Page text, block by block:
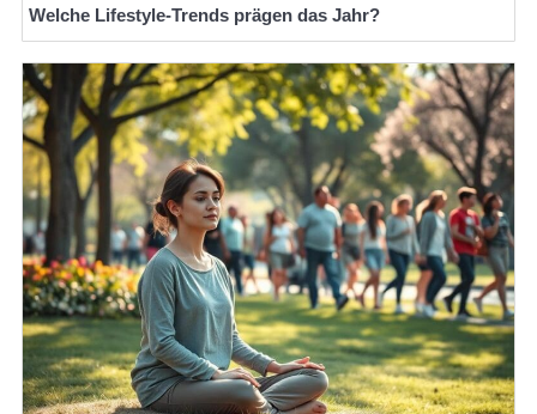
Welche Lifestyle-Trends prägen das Jahr?